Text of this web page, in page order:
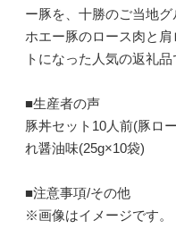
ー豚を、十勝のご当地グ
ホエー豚のロース肉と
トになった人気の返礼品
■生産者の声
豚丼セット10人前(豚ロ
れ醤油味(25g×10袋)
■注意事項/その他
※画像はイメージです。